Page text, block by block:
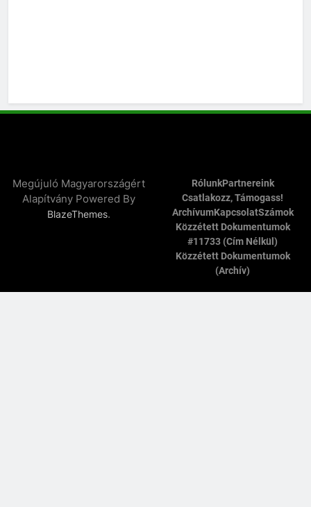
Megújuló Magyarországért
Alapítvány Powered By
BlazeThemes.
RólunkPartnereink
Csatlakozz, Támogass!
ArchívumKapcsolatSzámok
Közzétett Dokumentumok
#11733 (cím Nélkül)
Közzétett Dokumentumok
(archív)